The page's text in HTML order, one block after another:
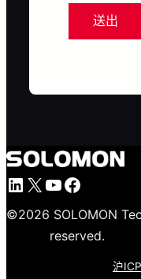
送出
LinkedIn
X YouTube
©2026 SOLOMON
reserved.
沪